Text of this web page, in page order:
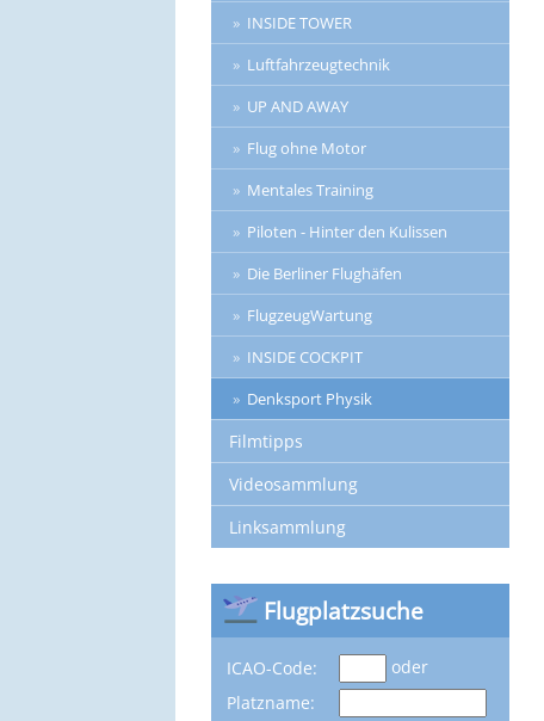
INSIDE TOWER
Luftfahrzeugtechnik
UP AND AWAY
Flug ohne Motor
Mentales Training
Piloten - Hinter den Kulissen
Die Berliner Flughäfen
FlugzeugWartung
INSIDE COCKPIT
Denksport Physik
Filmtipps
Videosammlung
Linksammlung
Flugplatzsuche
ICAO-Code:
oder
Platzname: